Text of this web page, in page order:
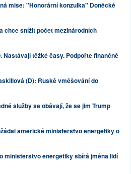
mise: "Honorární konzulka" Doněcké
chce snížit počet mezinárodních
Nastávají těžké časy. Podpořte finančně
(D): Ruské vměšování do
služby se obávají, že se jim Trump
americké ministerstvo energetiky o
ministerstvo energetiky sbírá jména lidí